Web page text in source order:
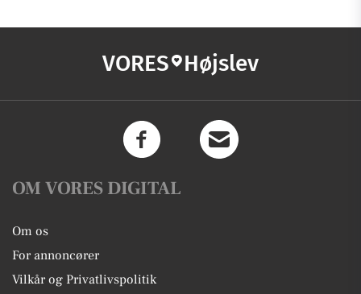
VORES Højslev
OM VORES DIGITAL
Om os
For annoncører
Vilkår og Privatlivspolitik